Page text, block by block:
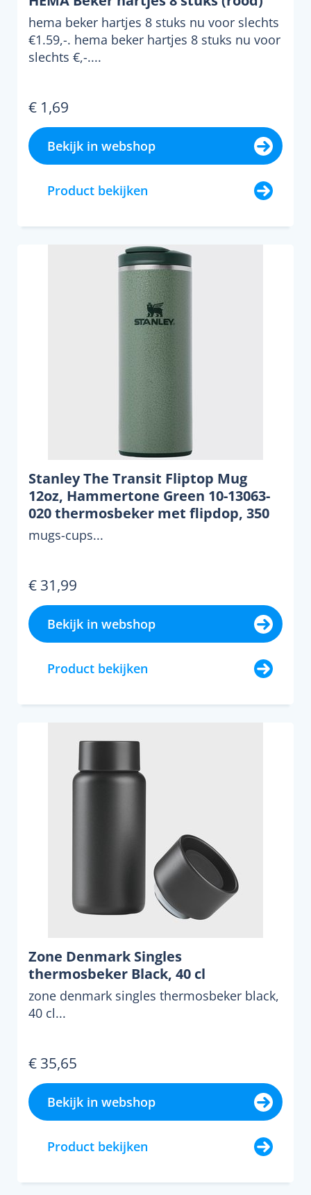
hema beker hartjes 8 stuks nu voor slechts
€1.59,-. hema beker hartjes 8 stuks nu voor
slechts €,-....
€ 1,69
Bekijk in webshop
Product bekijken
Stanley The Transit Fliptop Mug
12oz, Hammertone Green 10-13063-
020 thermosbeker met flipdop, 350
ml
mugs-cups...
€ 31,99
Bekijk in webshop
Product bekijken
Zone Denmark Singles
thermosbeker Black, 40 cl
zone denmark singles thermosbeker black,
40 cl...
€ 35,65
Bekijk in webshop
Product bekijken